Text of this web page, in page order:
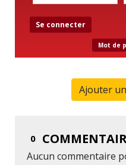
Se connecter
Mot de
Ajouter
0
Aucun commentaire